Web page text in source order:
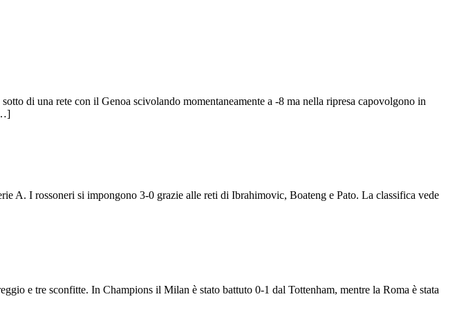
di una rete con il Genoa scivolando momentaneamente a -8 ma nella ripresa capovolgono in
A. I rossoneri si impongono 3-0 grazie alle reti di Ibrahimovic, Boateng e Pato. La classifica vede
e tre sconfitte. In Champions il Milan è stato battuto 0-1 dal Tottenham, mentre la Roma è stata